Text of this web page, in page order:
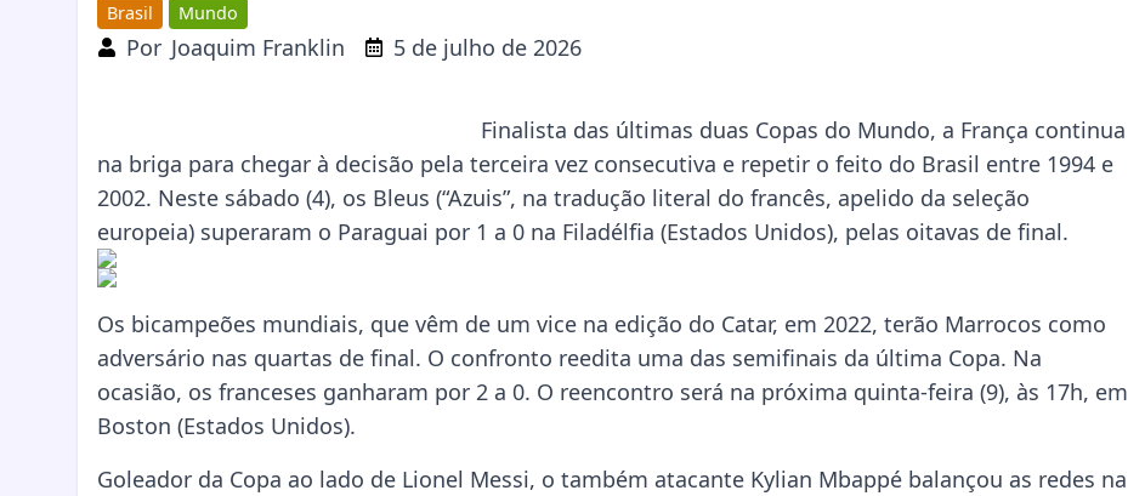
Brasil Mundo
Por Joaquim Franklin 5 de julho de 2026
Finalista das últimas duas Copas do Mundo, a França continua
na briga para chegar à decisão pela terceira vez consecutiva e repetir o feito do Brasil entre 1994 e
2002. Neste sábado (4), os Bleus (“Azuis”, na tradução literal do francês, apelido da seleção
europeia) superaram o Paraguai por 1 a 0 na Filadélfia (Estados Unidos), pelas oitavas de final.
Os bicampeões mundiais, que vêm de um vice na edição do Catar, em 2022, terão Marrocos como
adversário nas quartas de final. O confronto reedita uma das semifinais da última Copa. Na
ocasião, os franceses ganharam por 2 a 0. O reencontro será na próxima quinta-feira (9), às 17h, em
Boston (Estados Unidos).
Goleador da Copa ao lado de Lionel Messi, o também atacante Kylian Mbappé balançou as redes na